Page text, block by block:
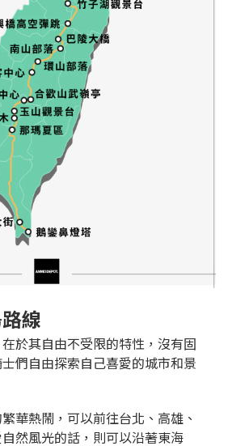
線
於其自由不受限的特性，沒有固
們自由探索自己喜愛的城市和景
華熱鬧，可以前往台北、高雄、
然風光的話，則可以沿著東海